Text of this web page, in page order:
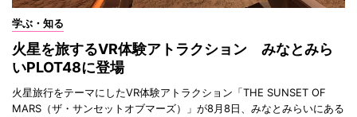
学ぶ・知る
火星を旅するVR体験アトラクション みなとみら
いPLOT48に登場
火星旅行をテーマにしたVR体験アトラクション「THE SUNSET OF
MARS（ザ・サンセットオブマーズ）」が8月8日、みなとみらいにある